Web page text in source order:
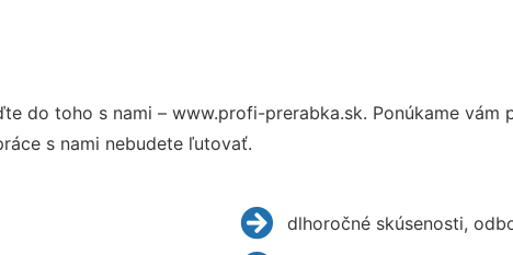
do toho s nami – www.profi-prerabka.sk. Ponúkame
s nami nebudete ľutovať.
dlhoročné skúsenosti,